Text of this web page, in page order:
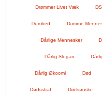
Drømmer Livet Væk
Dumhed Dumme
Dårlige Mennesker
Dårlig Slogan
Dårlig Økoomi Død
Dødsstraf Dødsønske